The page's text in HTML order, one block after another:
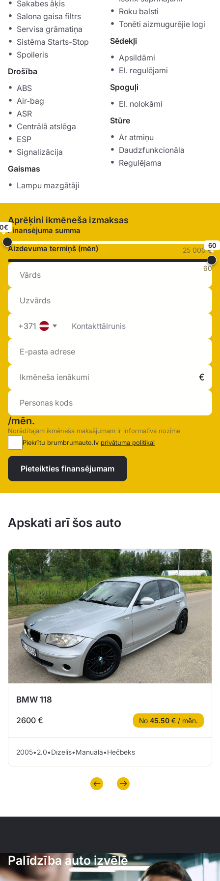
Sakabes āķis
Salona gaisa filtrs
Servisa grāmatiņa
Sistēma Starts-Stop
Spoileris
Drošība
ABS
Air-bag
ASR
Centrālā atslēga
ESP
Signalizācija
Gaismas
Lampu mazgātāji
Roku balsti
Tonēti aizmugurējie logi
Sēdekļi
Apsildāmi
El. regulējami
Spoguļi
El. nolokāmi
Stūre
Ar atmiņu
Daudzfunkcionāla
Regulējama
Aprēķini ikmēneša izmaksas
Finansējuma summa
25 000 €
Aizdevuma termiņš (mēn) 60
60
+371
/mēn.
Norādītajam ikmēneša maksājumam ir informatīva nozīme
Piekrītu brumbrumauto.lv privātuma politikai
Pieteikties finansējumam
Apskati arī šos auto
BMW 118
2600 € No 45.50 € / mēn.
2005•2.0•Dīzelis•Manuālā•Hečbeks
Palīdzība auto izvēlē